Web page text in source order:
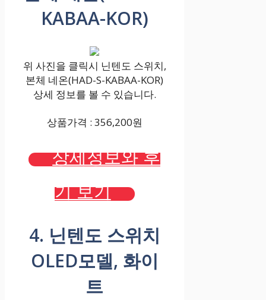
KABAA-KOR)
위 사진을 클릭시 닌텐도 스위치,
본체 네온(HAD-S-KABAA-KOR)
상세 정보를 볼 수 있습니다.
상품가격 : 356,200원
상세정보와 후
기 보기
4. 닌텐도 스위치
OLED모델, 화이
트